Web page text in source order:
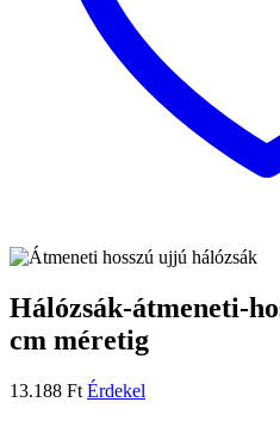
Hálózsák-átmeneti-
cm méretig
13.188 Ft Érdekel